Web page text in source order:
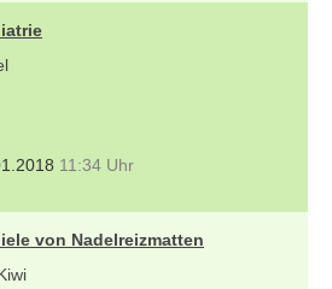
11:34 Uhr
von Nadelreizmatten